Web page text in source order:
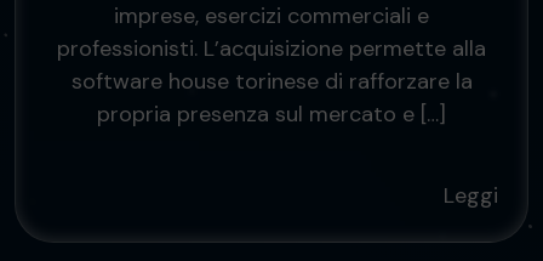
imprese, esercizi commerciali e
professionisti. L’acquisizione permette alla
software house torinese di rafforzare la
propria presenza sul mercato e […]
Leggi